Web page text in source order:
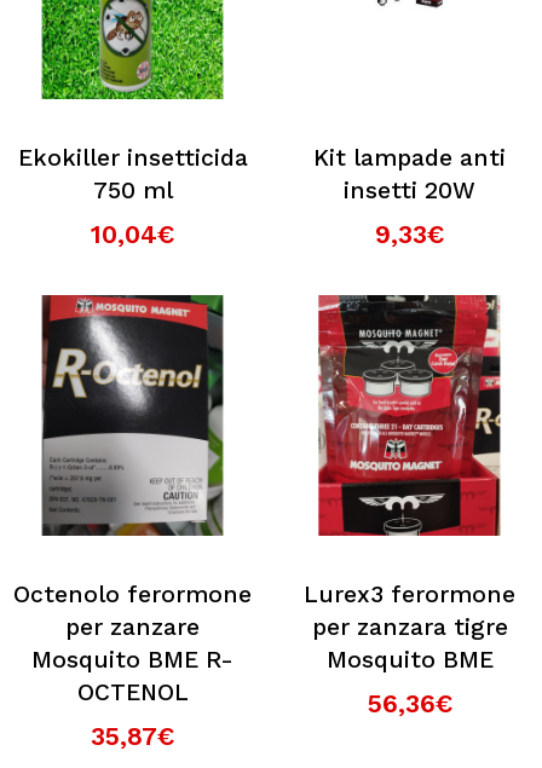
Ekokiller insetticida
750 ml
10,04€
Kit lampade anti
insetti 20W
9,33€
Octenolo ferormone
per zanzare
Mosquito BME R-
OCTENOL
35,87€
Lurex3 ferormone
per zanzara tigre
Mosquito BME
56,36€